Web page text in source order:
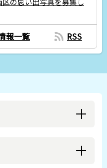
報一覧 RSS